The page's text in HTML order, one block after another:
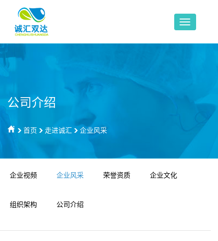
公司介绍
首页 走进诚汇 企业风采
企业视频 企业风采 荣誉资质 企业文化
组织架构 公司介绍